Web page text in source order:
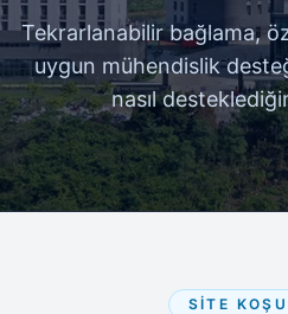
Tekrarlanabilir bağlama,
uygun mühendislik
nasıl
SITE